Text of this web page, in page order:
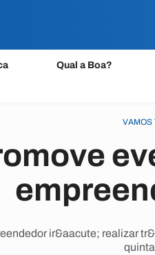
Qual a Boa?
VAMOS
ir&aacute; realizar